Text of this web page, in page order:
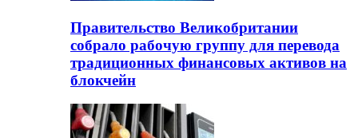
Правительство Великобритании
собрало рабочую группу для перевода
традиционных финансовых активов на
блокчейн